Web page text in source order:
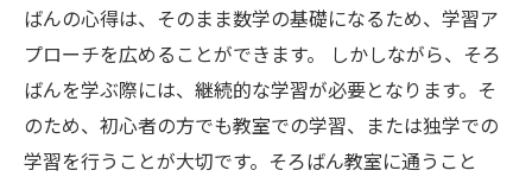
ばんの心得は、そのまま数学の基礎になるため、学習ア
プローチを広めることができます。 しかしながら、そろ
ばんを学ぶ際には、継続的な学習が必要となります。そ
のため、初心者の方でも教室での学習、または独学での
学習を行うことが大切です。そろばん教室に通うこと